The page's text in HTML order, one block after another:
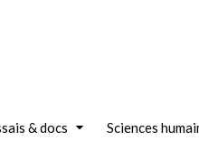
& docs Sciences